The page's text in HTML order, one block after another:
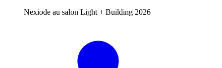
Nexiode au salon Light + Building 2026